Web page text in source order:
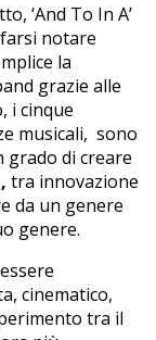
‘And To In A’
notare
la
grazie alle
i cinque
musicali, sono
grado di creare
tra innovazione
da un genere
genere.
cinematico,
tra il